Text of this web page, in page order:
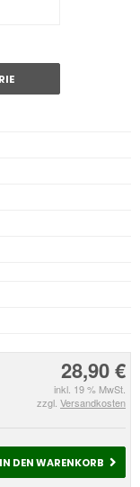
28,90 €
inkl. 19 % MwSt.
zzgl. Versandkosten
IN DEN WARENKORB